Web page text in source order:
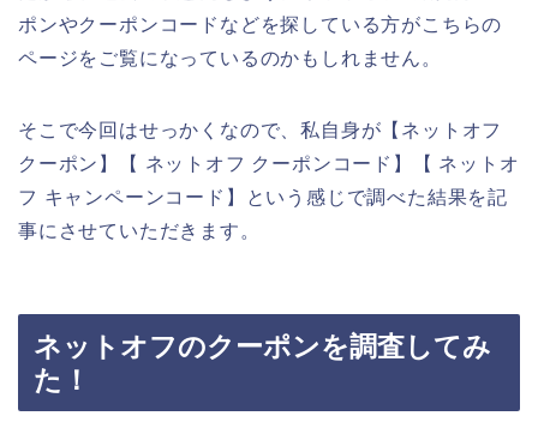
ポンやクーポンコードなどを探している方がこちらの
ページをご覧になっているのかもしれません。
そこで今回はせっかくなので、私自身が【ネットオフ
クーポン】【 ネットオフ クーポンコード】【 ネットオ
フ キャンペーンコード】という感じで調べた結果を記
事にさせていただきます。
ネットオフのクーポンを調査してみ
た！